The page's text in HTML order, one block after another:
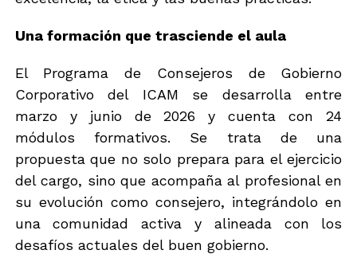
Una formación que trasciende el aula
El Programa de Consejeros de Gobierno
Corporativo del ICAM se desarrolla entre
marzo y junio de 2026 y cuenta con 24
módulos formativos. Se trata de una
propuesta que no solo prepara para el ejercicio
del cargo, sino que acompaña al profesional en
su evolución como consejero, integrándolo en
una comunidad activa y alineada con los
desafíos actuales del buen gobierno.